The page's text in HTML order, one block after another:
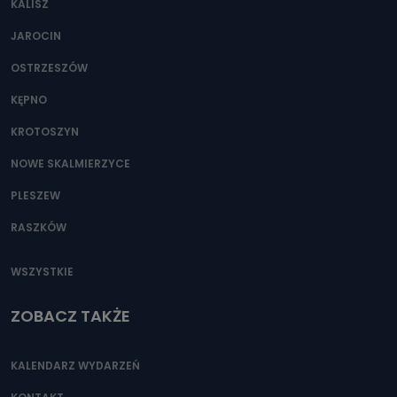
Można to zrobić pod numerem telefonu 62 735-51-05 lub
KALISZ
JAROCIN
OSTRZESZÓW
KĘPNO
KROTOSZYN
NOWE SKALMIERZYCE
PLESZEW
RASZKÓW
WSZYSTKIE
ZOBACZ TAKŻE
KALENDARZ WYDARZEŃ